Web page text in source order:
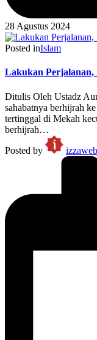
28 Agustus 2024
Posted inIslam
Lakukan Perjalanan,
Ditulis Oleh Ustadz
sahabatnya berhijrah
tertinggal di Mekah
berhijrah…
Posted by
izzaweb